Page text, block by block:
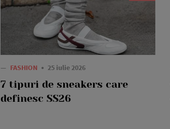
— FASHION 25 iulie 2026
7 tipuri de sneakers care
definesc SS26